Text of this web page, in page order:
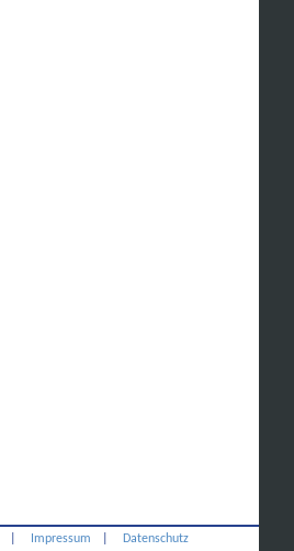
Impressum Datenschutz